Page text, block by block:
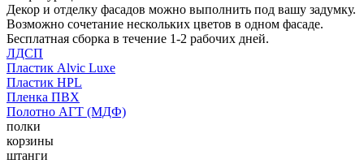
Декор и отделку фасадов можно выполнить под вашу задумку.
Возможно сочетание нескольких цветов в одном фасаде.
Бесплатная сборка в течение 1-2 рабочих дней.
ЛДСП
Пластик Alvic Luxe
Пластик HPL
Пленка ПВХ
Полотно АГТ (МДФ)
полки
корзины
штанги